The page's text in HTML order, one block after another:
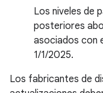
Los niveles de
posteriores
asociados con
1/1/2025.
Los fabricantes de